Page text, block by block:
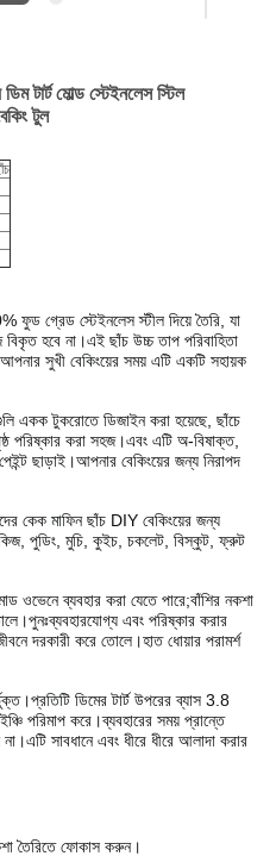
টার্ট মোল্ড স্টেইনলেস স্টিল
টুল
ফুড গ্রেড স্টেইনলেস স্টীল দিয়ে তৈরি, যা
হবে না।এই ছাঁচ উচ্চ তাপ পরিবাহিতা
সুখী বেকিংয়ের সময় এটি একটি সহায়ক
একক টুকরোতে ডিজাইন করা হয়েছে, ছাঁচে
পরিষ্কার করা সহজ।এবং এটি অ-বিষাক্ত,
ছাড়াই।আপনার বেকিংয়ের জন্য নিরাপদ
কেক মাফিন ছাঁচ DIY বেকিংয়ের জন্য
পুডিং, মুচি, কুইচ, চকলেট, বিস্কুট, ফ্রুট
ওভেনে ব্যবহার করা যেতে পারে;বাঁশির নকশা
এবং পরিষ্কার করার
দরকারী করে তোলে।হাত ধোয়ার পরামর্শ
ডিমের টার্ট উপরের ব্যাস 3.8
পরিমাপ করে।ব্যবহারের সময় প্রান্তে
সাবধানে এবং ধীরে ধীরে আলাদা করার
তৈরিতে ফোকাস করুন।